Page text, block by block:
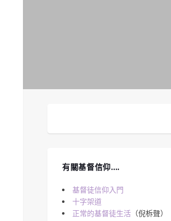
有關基督信仰….
基督徒信仰入門
十字架道
正常的基督徒生活 （倪柝聲）